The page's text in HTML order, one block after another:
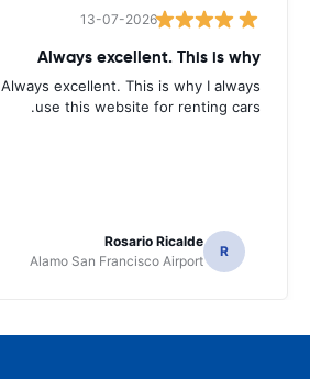
13-07-2026
Always excellent. This is why
Always excellent. This is why I always
use this website for renting cars.
R
Rosario Ricalde
Alamo San Francisco Airport